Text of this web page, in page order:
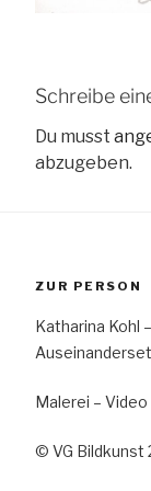
Schreibe
Du musst
abzugeben.
ZUR PERSON
Katharina Kohl
Malerei –
© VG Bildkunst